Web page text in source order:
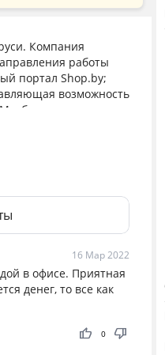
Компания
работы
портал Shop.by;
возможность
будем рады видеть
16 Мар 2022
в офисе. Приятная
денег, то все как
thumb_up thumb_down
0